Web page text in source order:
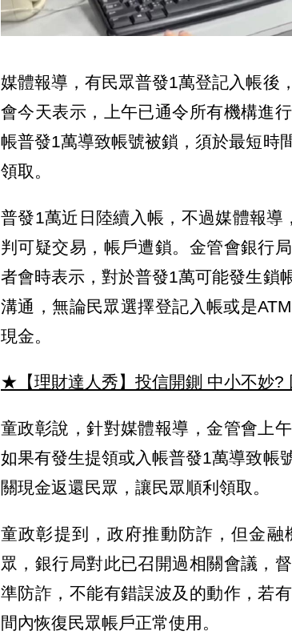
媒體報導，有民眾普發1萬登記入帳後
會今天表示，上午已通令所有機構進
帳普發1萬導致帳號被鎖，須於最短時
領取。
普發1萬近日陸續入帳，不過媒體報
判可疑交易，帳戶遭鎖。金管會銀行
者會時表示，對於普發1萬可能發生鎖
溝通，無論民眾選擇登記入帳或是
現金。
★【理財達人秀】投信開鍘 中小不妙?
童政彰說，針對媒體報導，金管會上
如果有發生提領或入帳普發1萬導致帳
關現金返還民眾，讓民眾順利領取。
童政彰提到，政府推動防詐，但金
眾，銀行局對此已召開過相關會議，
準防詐，不能有錯誤波及的動作，若
間內恢復民眾帳戶正常使用。